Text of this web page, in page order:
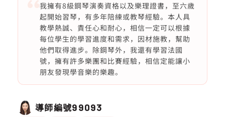
我擁有8級鋼琴演奏資格以及樂理證書，至六歲
起開始習琴，有多年陪練或教琴經驗。本人具
教學熱誠、責任心和耐心，相信一定可以根據
每位學生的學習進度和需求，因材施教，幫助
他們取得進步。除鋼琴外，我還有學習法國
號，擁有許多樂團和比賽經驗，相信定能讓小
朋友發現學音樂的樂趣。
導師編號99093